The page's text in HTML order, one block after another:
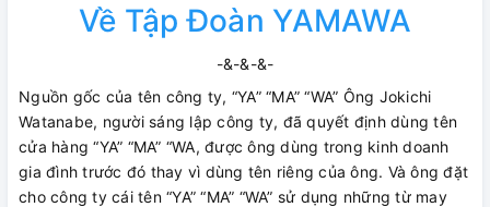
Về Tập Đoàn YAMAWA
-&-&-&-
Nguồn gốc của tên công ty, “YA” “MA” “WA” Ông Jokichi
Watanabe, người sáng lập công ty, đã quyết định dùng tên
cửa hàng “YA” “MA” “WA, được ông dùng trong kinh doanh
gia đình trước đó thay vì dùng tên riêng của ông. Và ông đặt
cho công ty cái tên “YA” “MA” “WA” sử dụng những từ may